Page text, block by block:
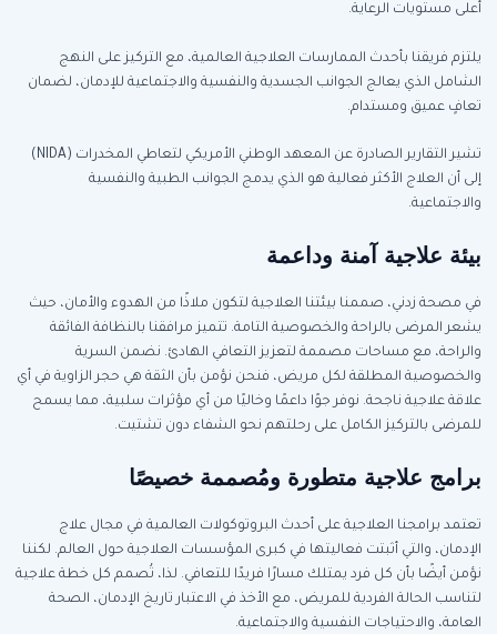
أعلى مستويات الرعاية.
يلتزم فريقنا بأحدث الممارسات العلاجية العالمية، مع التركيز على النهج
الشامل الذي يعالج الجوانب الجسدية والنفسية والاجتماعية للإدمان، لضمان
تعافٍ عميق ومستدام.
تشير التقارير الصادرة عن المعهد الوطني الأمريكي لتعاطي المخدرات (NIDA)
إلى أن العلاج الأكثر فعالية هو الذي يدمج الجوانب الطبية والنفسية
والاجتماعية.
بيئة علاجية آمنة وداعمة
في مصحة زدني، صممنا بيئتنا العلاجية لتكون ملاذًا من الهدوء والأمان، حيث
يشعر المرضى بالراحة والخصوصية التامة. تتميز مرافقنا بالنظافة الفائقة
والراحة، مع مساحات مصممة لتعزيز التعافي الهادئ. نضمن السرية
والخصوصية المطلقة لكل مريض، فنحن نؤمن بأن الثقة هي حجر الزاوية في أي
علاقة علاجية ناجحة. نوفر جوًا داعمًا وخاليًا من أي مؤثرات سلبية، مما يسمح
للمرضى بالتركيز الكامل على رحلتهم نحو الشفاء دون تشتيت.
برامج علاجية متطورة ومُصممة خصيصًا
تعتمد برامجنا العلاجية على أحدث البروتوكولات العالمية في مجال علاج
الإدمان، والتي أثبتت فعاليتها في كبرى المؤسسات العلاجية حول العالم. لكننا
نؤمن أيضًا بأن كل فرد يمتلك مسارًا فريدًا للتعافي. لذا، تُصمم كل خطة علاجية
لتناسب الحالة الفردية للمريض، مع الأخذ في الاعتبار تاريخ الإدمان، الصحة
العامة، والاحتياجات النفسية والاجتماعية.